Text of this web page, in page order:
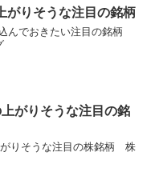
がりそうな注目の銘柄
んでおきたい注目の銘柄
がりそうな注目の銘
がりそうな注目の株銘柄 株